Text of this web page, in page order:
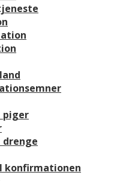
piger
konfirmationen